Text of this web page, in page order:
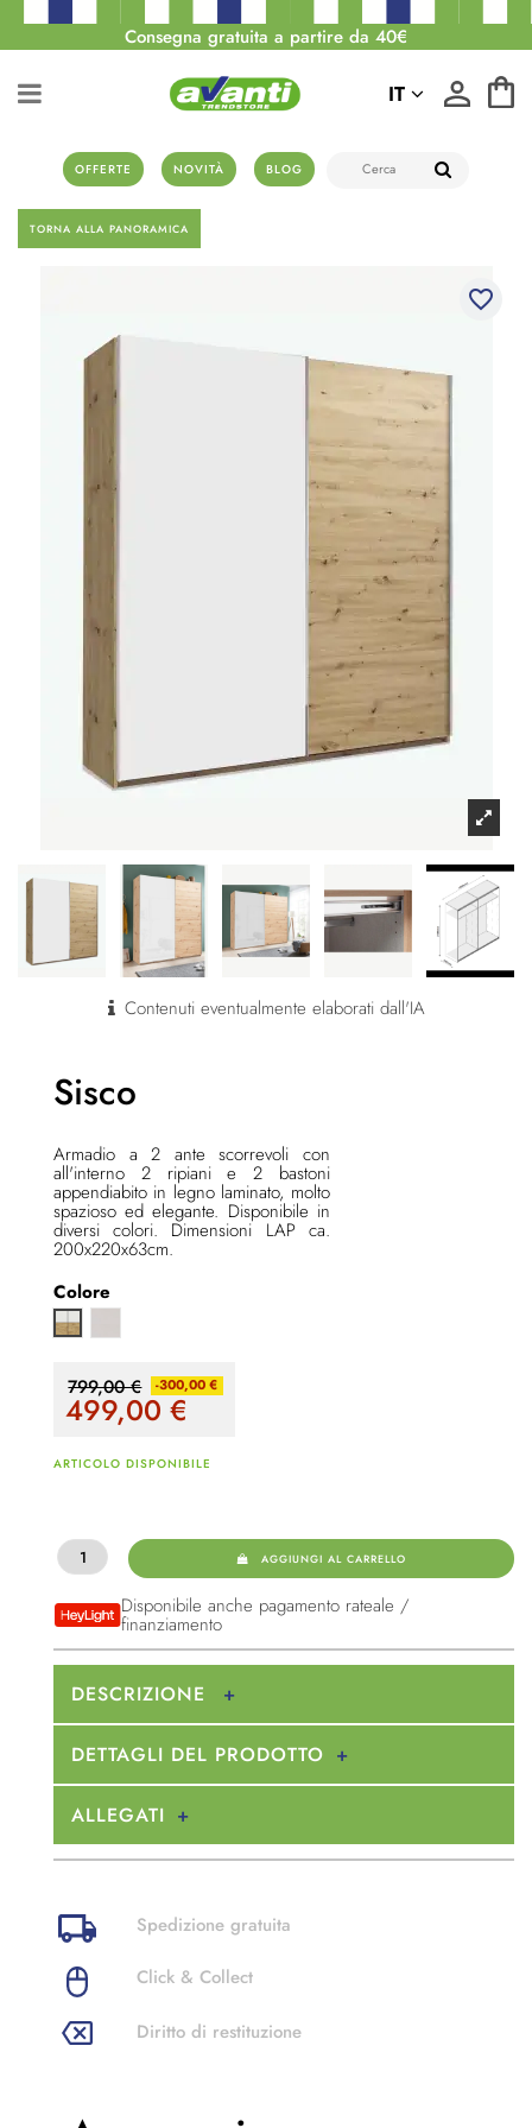
Consegna gratuita a partire da 40€
OFFERTE NOVITÀ BLOG
IT
TORNA ALLA PANORAMICA
favorite_border
Contenuti eventualmente elaborati dall'IA
Sisco
Armadio a 2 ante scorrevoli con
all'interno 2 ripiani e 2 bastoni
appendiabito in legno laminato, molto
spazioso ed elegante. Disponibile in
diversi colori. Dimensioni LAP ca.
200x220x63cm.
Colore
Quercia artisan / Bianco
799,00 € -300,00 €
499,00€
ARTICOLO DISPONIBILE
AGGIUNGI AL CARRELLO
Disponibile anche pagamento rateale /
finanziamento
DESCRIZIONE
DETTAGLI DEL PRODOTTO
ALLEGATI
Spedizione gratuita
Click & Collect
Diritto di restituzione